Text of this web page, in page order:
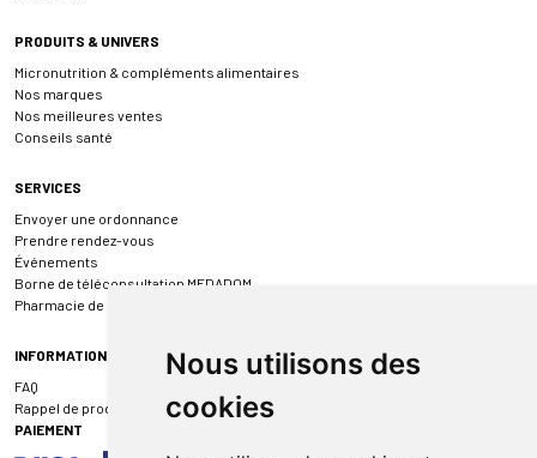
Nous utilisons des
cookies
PRODUITS & UNIVERS
Micronutrition & compléments alimentaires
Nos marques
Nos meilleures ventes
Conseils santé
SERVICES
Envoyer une ordonnance
Prendre rendez-vous
Événements
Borne de téléconsultation MEDADOM
Pharmacie de garde
INFORMATIONS
FAQ
Rappel de produit
PAIEMENT